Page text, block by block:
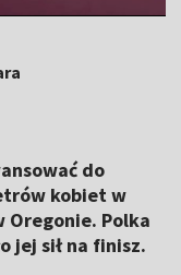
do
kobiet w
Polka
jej sił na finisz.